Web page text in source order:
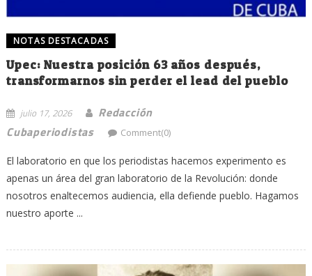
NOTAS DESTACADAS
Upec: Nuestra posición 63 años después,
transformarnos sin perder el lead del pueblo
julio 17, 2026
Redacción
Cubaperiodistas
Comment(0)
El laboratorio en que los periodistas hacemos experimento es
apenas un área del gran laboratorio de la Revolución: donde
nosotros enaltecemos audiencia, ella defiende pueblo. Hagamos
nuestro aporte ...